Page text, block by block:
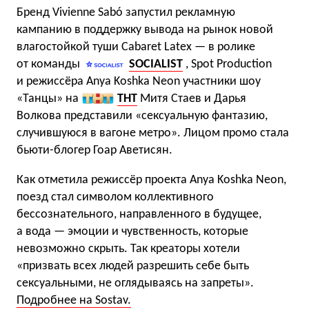
Бренд Vivienne Sabó запустил рекламную
кампанию в поддержку вывода на рынок новой
влагостойкой туши Cabaret Latex — в ролике
от команды
SOCIALIST , Spot Production
и режиссёра Anya Koshka Neon участники шоу
«Танцы» на
ТНТ Митя Стаев и Дарья
Волкова представили «сексуальную фантазию,
случившуюся в вагоне метро». Лицом промо стала
бьюти-блогер Гоар Аветисян.
Как отметила режиссёр проекта Anya Koshka Neon,
поезд стал символом коллективного
бессознательного, направленного в будущее,
а вода — эмоции и чувственность, которые
невозможно скрыть. Так креаторы хотели
«призвать всех людей разрешить себе быть
сексуальными, не оглядываясь на запреты».
Подробнее на Sostav.